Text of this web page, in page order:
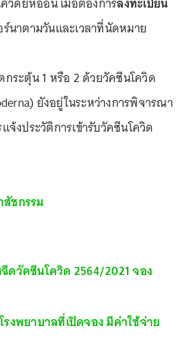
ร์นาตามวันและเวลาที่นัดหมาย
ระตุ้น 1 หรือ 2 ด้วยวัคซีนโควิด
ยังอยู่ในระหว่างการพิจารณา
จ้งประวัติการเข้ารับวัคซีนโควิด
สัชกรรม
ดวัคซีนโควิด 2564/2021 จอง
รงพยาบาลที่เปิดจอง มีค่าใช้จ่าย